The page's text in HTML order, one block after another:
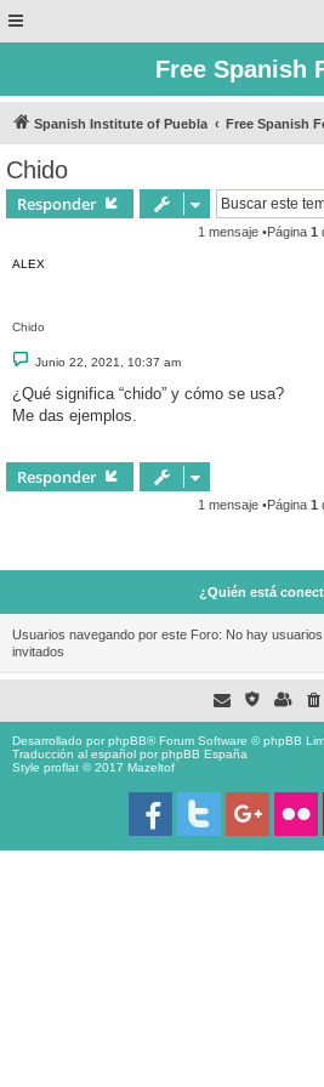
Free Spanish
Spanish Institute of Puebla Free Spanish
Chido
Responder
1 mensaje •Página 1
ALEX
Chido
M
e
n
s
a
Junio 22, 2021, 10:37 am
¿Qué significa “chido” y cómo se usa?
Me das ejemplos.
Responder
1 mensaje •Página 1
¿Quién está
Usuarios navegando por este Foro: No hay
invitados
Desarrollado porphpBB® Forum Software © phpBB
Traducción al español porphpBB España
Style proflat © 2017 Mazeltof